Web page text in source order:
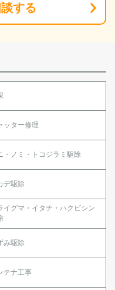
する
ッター修理
・ノミ・トコジラミ駆除
デ駆除
イグマ・イタチ・ハクビシン
み駆除
テナ工事